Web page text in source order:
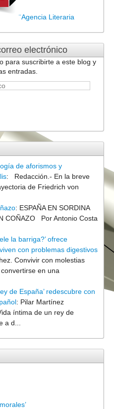
¨Agencia Literaria
electrónico
para suscribirte a este blog y
entradas.
de aforismos y
:
Redacción.- En la breve
de Friedrich von
: ESPAÑA EN SORDINA
COÑAZO Por Antonio Costa
la barriga?’ ofrece
con problemas digestivos
Convivir con molestias
en una
de España’ redescubre con
: Pilar Martínez
íntima de un rey de
a d...